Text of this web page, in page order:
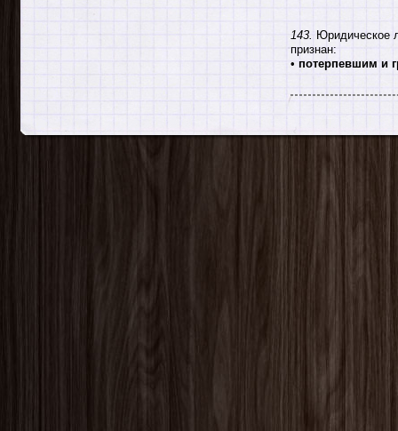
143. Юридическое
признан:
• потерпевшим и